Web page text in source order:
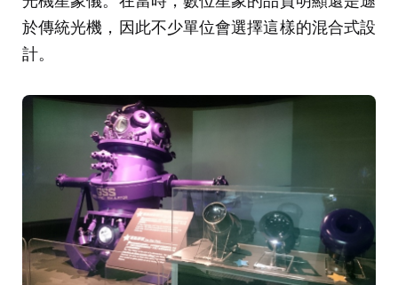
於傳統光機，因此不少單位會選擇這樣的混合式設
計。